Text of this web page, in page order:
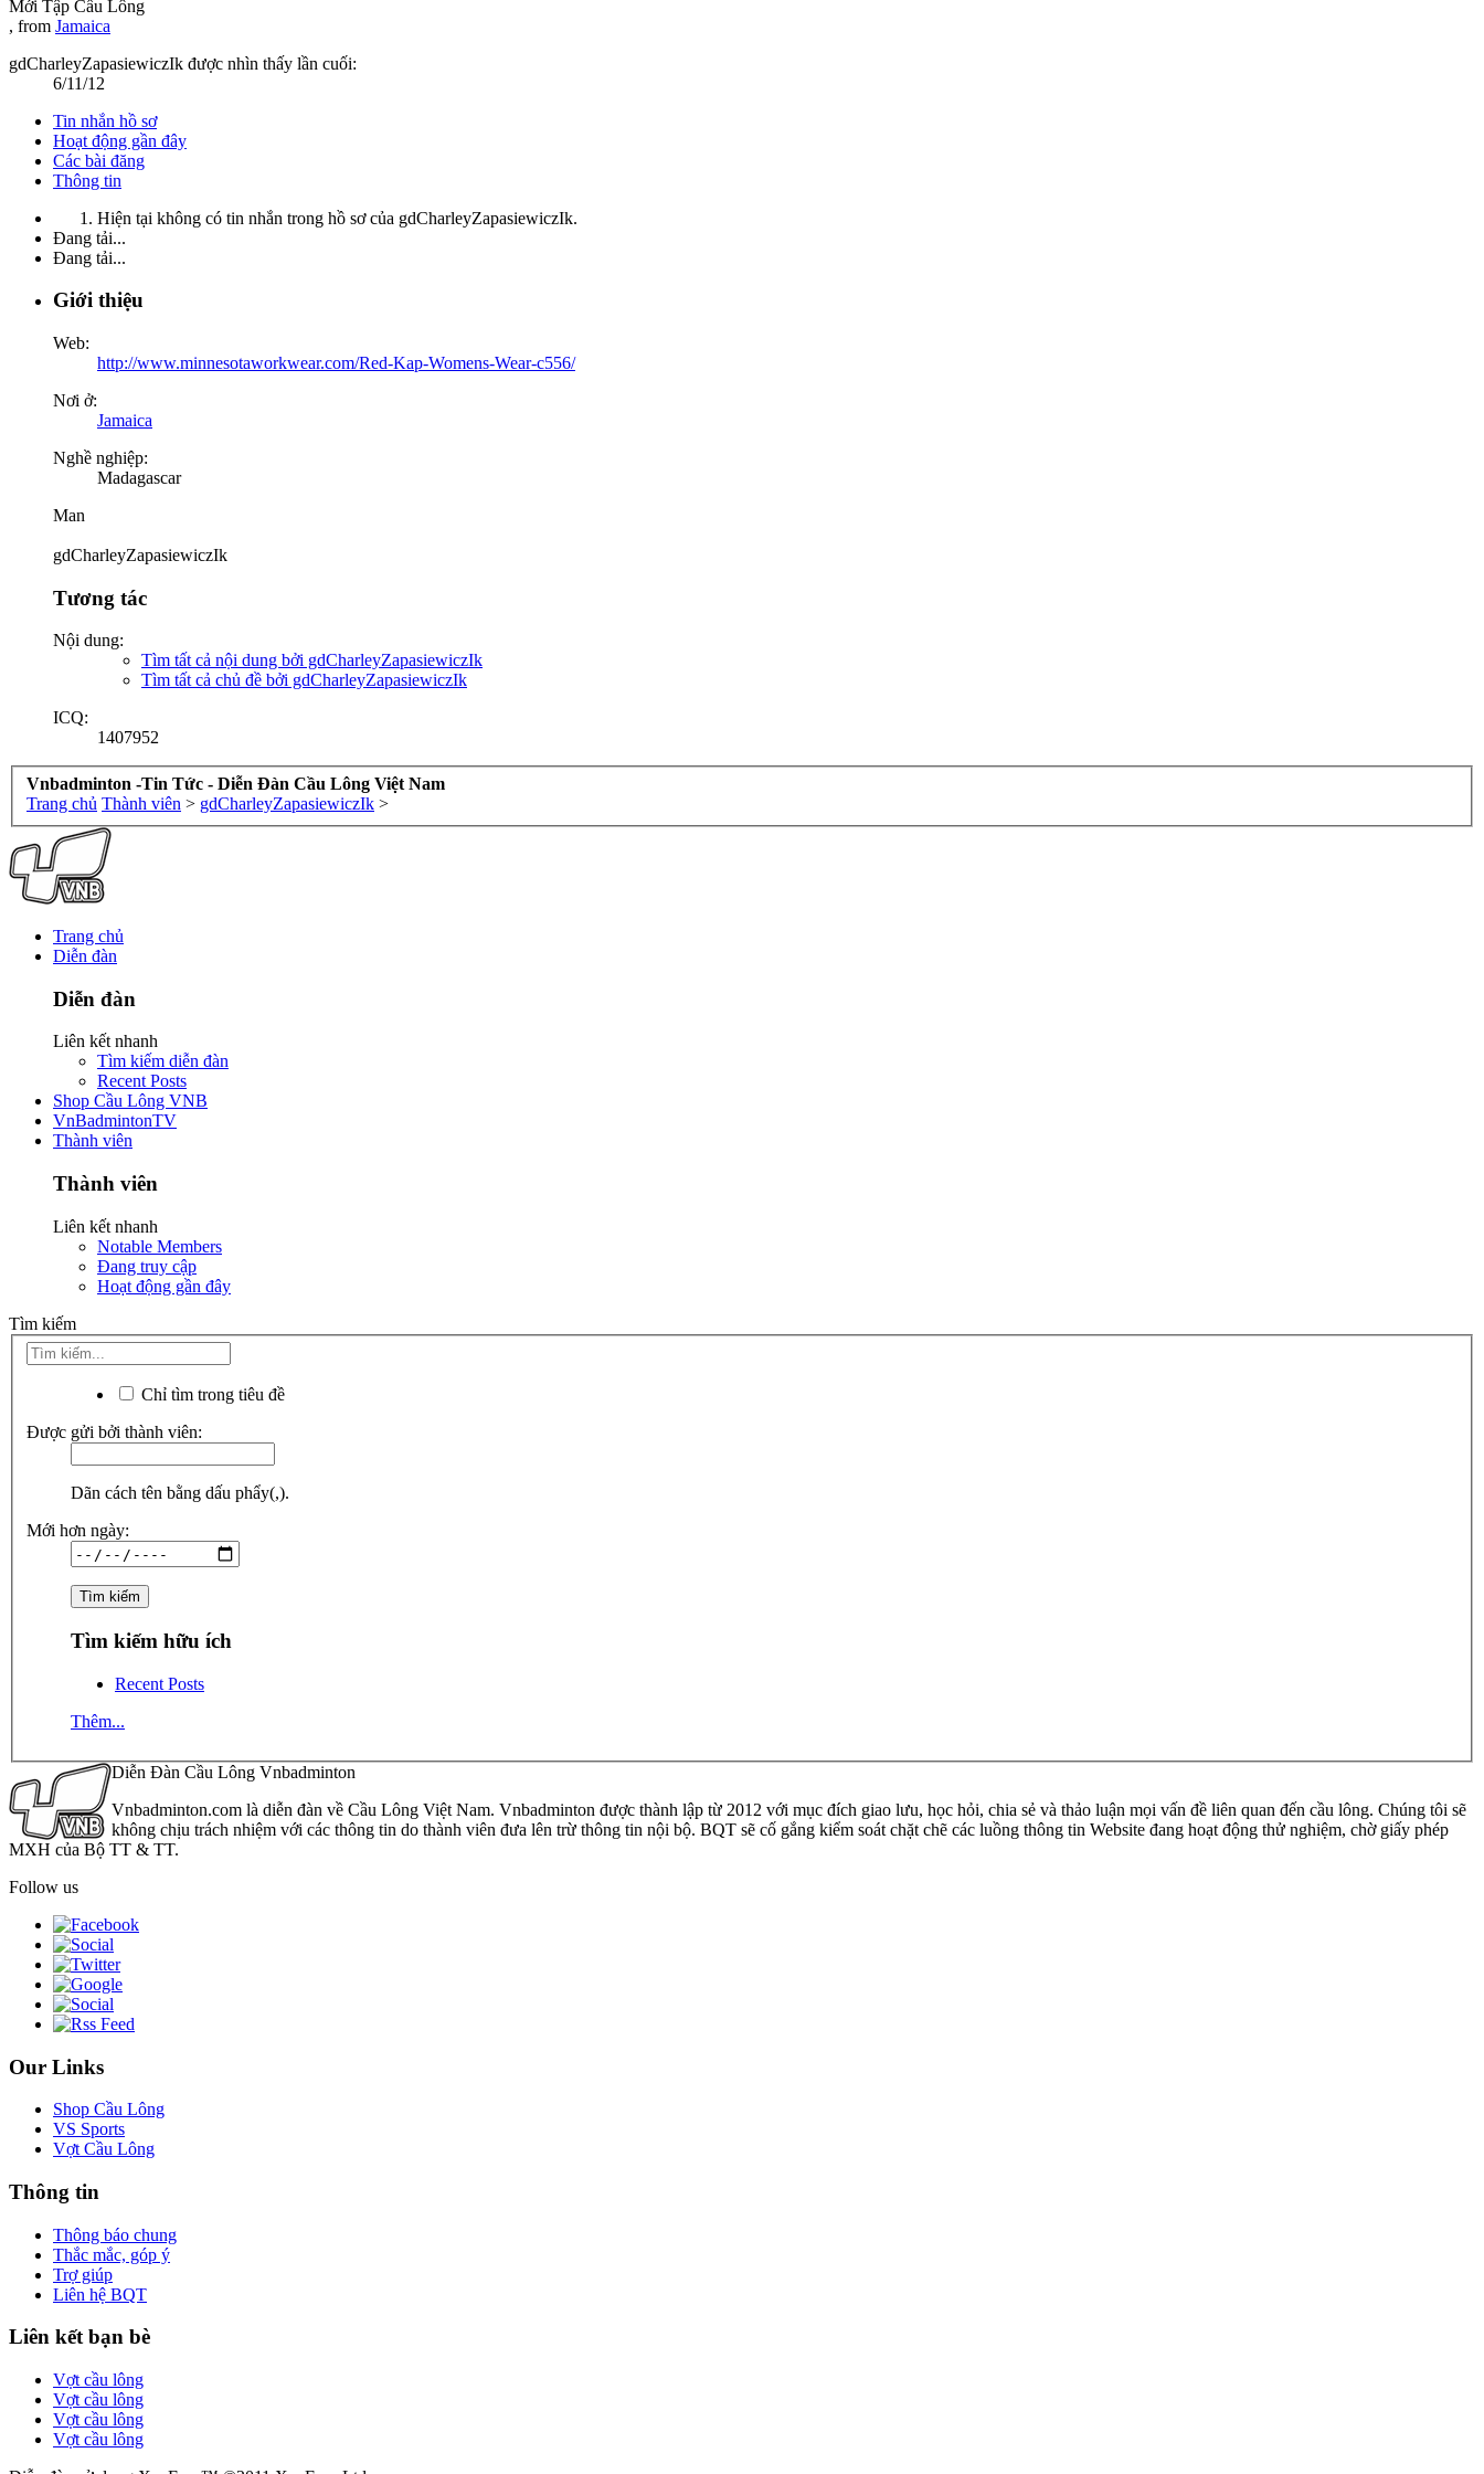
Mới Tập Cầu Lông
, from Jamaica
gdCharleyZapasiewiczIk được nhìn thấy lần cuối:
6/11/12
Tin nhắn hồ sơ
Hoạt động gần đây
Các bài đăng
Thông tin
Hiện tại không có tin nhắn trong hồ sơ của gdCharleyZapasiewiczIk.
Đang tải...
Đang tải...
Giới thiệu
Web:
http://www.minnesotaworkwear.com/Red-Kap-Womens-Wear-c556/
Nơi ở:
Jamaica
Nghề nghiệp:
Madagascar
Man
gdCharleyZapasiewiczIk
Tương tác
Nội dung:
Tìm tất cả nội dung bởi gdCharleyZapasiewiczIk
Tìm tất cả chủ đề bởi gdCharleyZapasiewiczIk
ICQ:
1407952
Vnbadminton -Tin Tức - Diễn Đàn Cầu Lông Việt Nam
Trang chủ Thành viên > gdCharleyZapasiewiczIk >
Trang chủ
Diễn đàn
Diễn đàn
Liên kết nhanh
Tìm kiếm diễn đàn
Recent Posts
Shop Cầu Lông VNB
VnBadmintonTV
Thành viên
Thành viên
Liên kết nhanh
Notable Members
Đang truy cập
Hoạt động gần đây
Tìm kiếm
Chỉ tìm trong tiêu đề
Được gửi bởi thành viên:
Dãn cách tên bằng dấu phẩy(,).
Mới hơn ngày:
Tìm kiếm hữu ích
Recent Posts
Thêm...
Diễn Đàn Cầu Lông Vnbadminton
Vnbadminton.com là diễn đàn về Cầu Lông Việt Nam. Vnbadminton được thành lập từ 2012 với mục đích giao lưu, học hỏi, chia sẻ và thảo luận mọi vấn đề liên quan đến cầu lông. Chúng tôi sẽ
không chịu trách nhiệm với các thông tin do thành viên đưa lên trừ thông tin nội bộ. BQT sẽ cố gắng kiểm soát chặt chẽ các luồng thông tin Website đang hoạt động thử nghiệm, chờ giấy phép
MXH của Bộ TT & TT.
Follow us
Our Links
Shop Cầu Lông
VS Sports
Vợt Cầu Lông
Thông tin
Thông báo chung
Thắc mắc, góp ý
Trợ giúp
Liên hệ BQT
Liên kết bạn bè
Vợt cầu lông
Vợt cầu lông
Vợt cầu lông
Vợt cầu lông